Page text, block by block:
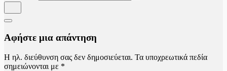
Αφήστε μια απάντηση
Η ηλ. διεύθυνση σας δεν δημοσιεύεται. Τα υποχρεωτικά πεδία
σημειώνονται με *